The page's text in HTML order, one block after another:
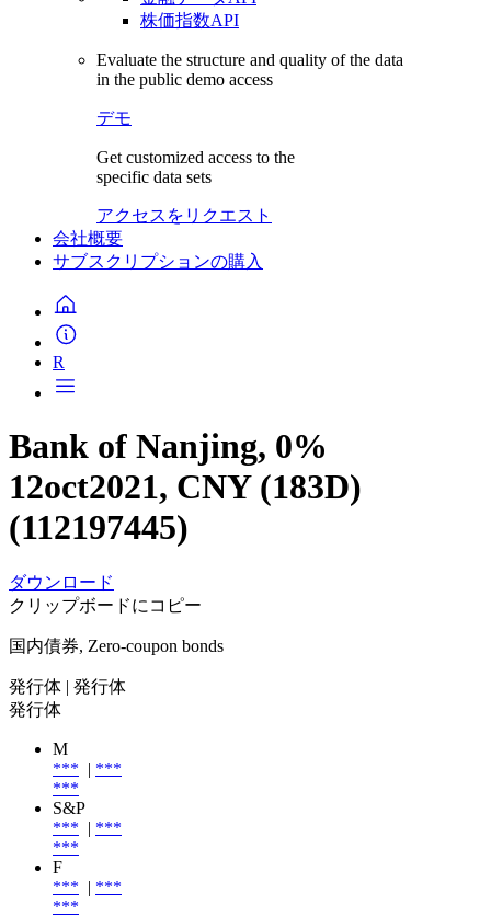
株価指数API
Evaluate the structure and quality of the data
in the public demo access
デモ
Get customized access to the
specific data sets
アクセスをリクエスト
会社概要
サブスクリプションの購入
R
Bank of Nanjing, 0%
12oct2021, CNY (183D)
(112197445)
ダウンロード
クリップボードにコピー
国内債券, Zero-coupon bonds
発行体 | 発行体
発行体
M
*** | ***
***
S&P
*** | ***
***
F
*** | ***
***